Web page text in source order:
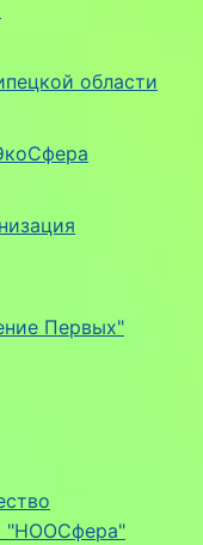
области
Первых"
"НООСфера"